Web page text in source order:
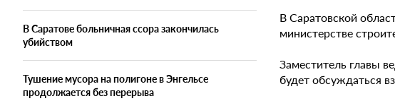
В Саратове больничная ссора закончилась
убийством
Тушение мусора на полигоне в Энгельсе
продолжается без перерыва
В Саратовской
министерстве
Заместитель главы
будет обсуждаться